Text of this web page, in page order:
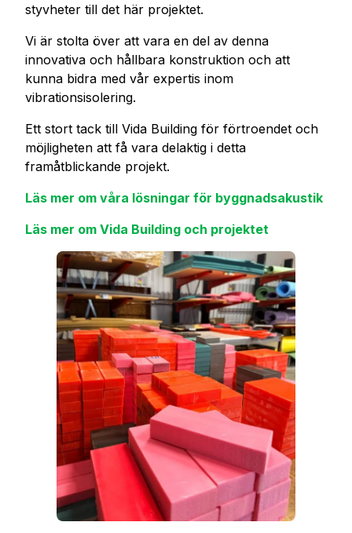
styvheter till det här projektet.
Vi är stolta över att vara en del av denna
innovativa och hållbara konstruktion och att
kunna bidra med vår expertis inom
vibrationsisolering.
Ett stort tack till Vida Building för förtroendet och
möjligheten att få vara delaktig i detta
framåtblickande projekt.
Läs mer om våra lösningar för byggnadsakustik
Läs mer om Vida Building och projektet